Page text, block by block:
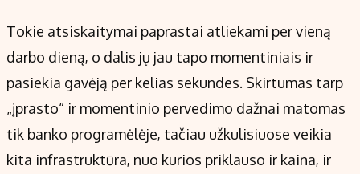
Tokie atsiskaitymai paprastai atliekami per vieną
darbo dieną, o dalis jų jau tapo momentiniais ir
pasiekia gavėją per kelias sekundes. Skirtumas tarp
„įprasto“ ir momentinio pervedimo dažnai matomas
tik banko programėlėje, tačiau užkulisiuose veikia
kita infrastruktūra, nuo kurios priklauso ir kaina, ir